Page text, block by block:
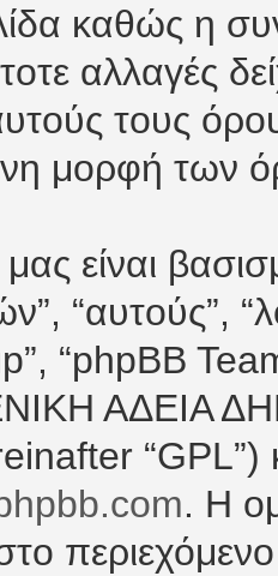
καθώς η
αλλαγές
τους
μορφή των
είναι
“αυτούς”,
“phpBB
ΑΔΕΙΑ
“GPL”)
. Η